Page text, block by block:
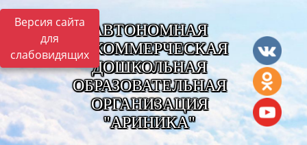
Версия сайта
для
слабовидящих
АВТОНОМНАЯ
НЕКОММЕРЧЕСКАЯ
ДОШКОЛЬНАЯ
ОБРАЗОВАТЕЛЬНАЯ
ОРГАНИЗАЦИЯ
"АРИНИКА"